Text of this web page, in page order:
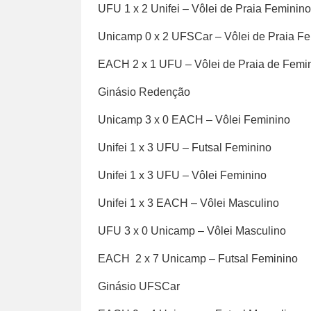
UFU 1 x 2 Unifei – Vôlei de Praia Feminino
Unicamp 0 x 2 UFSCar – Vôlei de Praia
EACH 2 x 1 UFU – Vôlei de Praia de
Ginásio Redenção
Unicamp 3 x 0 EACH – Vôlei Feminino
Unifei 1 x 3 UFU – Futsal Feminino
Unifei 1 x 3 UFU – Vôlei Feminino
Unifei 1 x 3 EACH – Vôlei Masculino
UFU 3 x 0 Unicamp – Vôlei Masculino
EACH 2 x 7 Unicamp – Futsal Feminino
Ginásio UFSCar